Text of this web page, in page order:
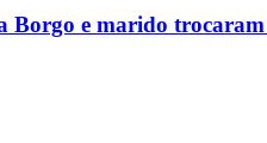
Borgo e marido